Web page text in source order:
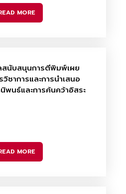
MORE
สนับสนุนการตีพิมพ์เผย
ชาการและการนำเสนอ
พนธ์และการค้นคว้าอิสระ
MORE